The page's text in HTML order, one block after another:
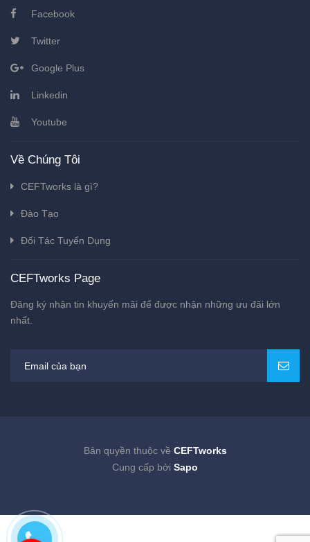
Facebook
Twitter
Google Plus
Linkedin
Youtube
Về Chúng Tôi
CEFTworks là gì?
Đào Tạo
Đối Tác Tuyển Dụng
CEFTworks Page
Đăng ký nhận tin khuyến mãi để được nhận những ưu đãi lớn
nhất.
Bản quyền thuộc về CEFTworks
Cung cấp bởi Sapo